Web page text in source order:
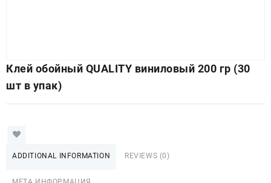
Клей обойный QUALITY виниловый 200 гр (30
шт в упак)
ADDITIONAL INFORMATION REVIEWS (0)